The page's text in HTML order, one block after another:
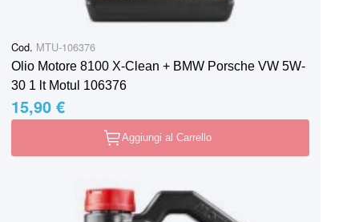
Cod. MTU-106376
Olio Motore 8100 X-Clean + BMW Porsche VW 5W-
30 1 lt Motul 106376
15,90 €
Aggiungi al Carrello